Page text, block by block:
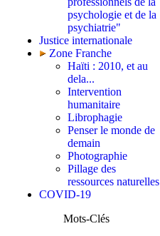
psychologie et de la
psychiatrie"
Justice internationale
Zone Franche
Haïti : 2010, et au
dela...
Intervention
humanitaire
Librophagie
Penser le monde de
demain
Photographie
Pillage des
ressources naturelles
COVID-19
Mots-Clés